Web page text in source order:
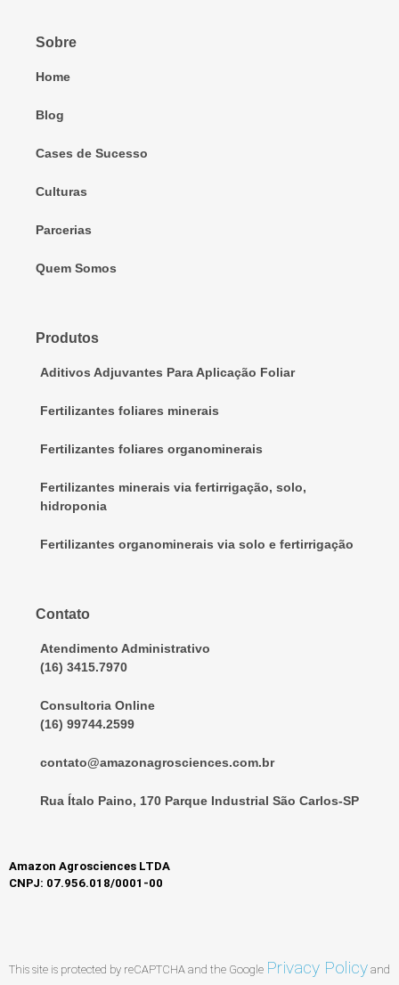
Sobre
Home
Blog
Cases de Sucesso
Culturas
Parcerias
Quem Somos
Produtos
Aditivos Adjuvantes Para Aplicação Foliar
Fertilizantes foliares minerais
Fertilizantes foliares organominerais
Fertilizantes minerais via fertirrigação, solo,
hidroponia
Fertilizantes organominerais via solo e fertirrigação
Contato
Atendimento Administrativo
(16) 3415.7970
Consultoria Online
(16) 99744.2599
contato@amazonagrosciences.com.br
Rua Ítalo Paino, 170 Parque Industrial São Carlos-SP
Amazon Agrosciences LTDA
CNPJ: 07.956.018/0001-00
This site is protected by reCAPTCHA and the Google Privacy Policy and